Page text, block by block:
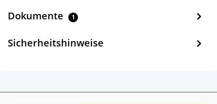
Dokumente 1
Sicherheitshinweise